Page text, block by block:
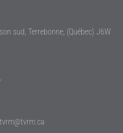
sud, Terrebonne, (Québec) J6W